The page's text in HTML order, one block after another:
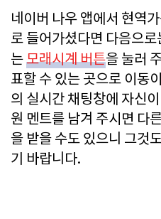
네이버 나우 앱에서 현역
로 들어가셨다면 다음으
는모래시계 버튼을 눌러
표할 수 있는 곳으로 이동
의 실시간 채팅창에 자신
원 멘트를 남겨 주시면 다
을 받을 수도 있으니 그것
기 바랍니다.